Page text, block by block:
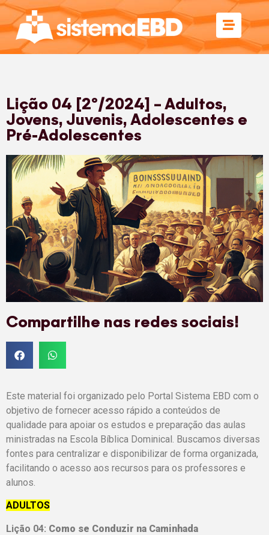
Lição 04 [2º/2024] – Adultos,
Jovens, Juvenis, Adolescentes e
Pré-Adolescentes
Compartilhe nas redes sociais!
Este material foi organizado pelo Portal Sistema EBD com o
objetivo de fornecer acesso rápido a conteúdos de
qualidade para apoiar os estudos e preparação das aulas
ministradas na Escola Bíblica Dominical. Buscamos diversas
fontes para centralizar e disponibilizar de forma organizada,
facilitando o acesso aos recursos para os professores e
alunos.
ADULTOS
Lição 04: Como se Conduzir na Caminhada